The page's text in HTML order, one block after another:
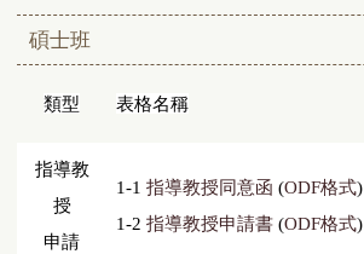
碩士班
類型 表格名稱
指導教
授
申請
1-1指導教授同意函 (ODF格式)
1-2指導教授申請書 (ODF格式)